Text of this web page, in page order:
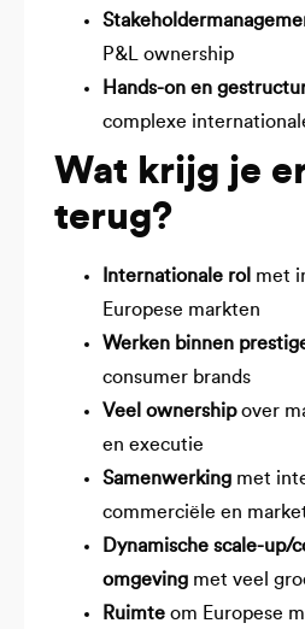
P&L ownership
Hands-on en
complexe
Wat krijg je
terug?
Internationale rol met
Europese markten
Werken binnen
consumer brands
Veel ownershipover
en executie
Samenwerking met
commerciële en
Dynamische scale-up/
omgeving met veel
Ruimte om Europese